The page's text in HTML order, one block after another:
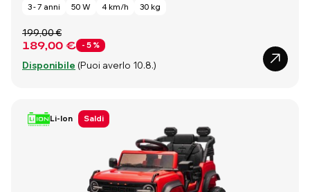
3 - 7 anni 50 W 4 km/h 30 kg
189,00 € - 5 %
199,00 €
Disponibile (Puoi averlo 10.8.)
Li-Ion Saldi